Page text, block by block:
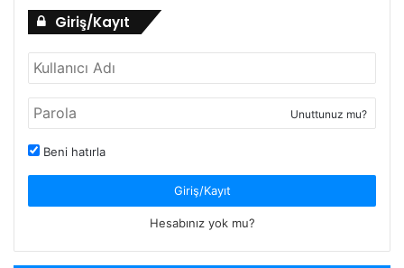
Giriş/Kayıt
Unuttunuz mu?
Beni hatırla
Giriş/Kayıt
Hesabınız yok mu?